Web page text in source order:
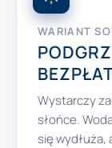
WARIANT
Wystarczy
słońce.
się wydłuża,